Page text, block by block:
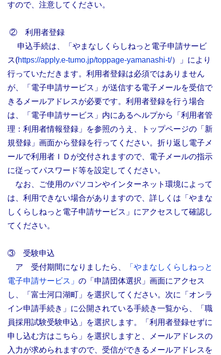
すので、注意してください。
② 利用者登録
申込手続は、「やまなしくらしねっと電子申請サービ
ス(https://apply.e-tumo.jp/toppage-yamanashi-t/）」により
行っていただきます。利用者登録は必須ではありません
が、「電子申請サービス」が送信する電子メールを受信で
きるメールアドレスが必要です。利用者登録を行う場合
は、「電子申請サービス」内にあるヘルプから「利用者管
理：利用者情報登録」を参照のうえ、トップページの「新
規登録」画面から登録を行ってください。折り返し電子メ
ールで利用者ＩＤが交付されますので、電子メールの指示
に従ってパスワード等を設定してください。
なお、ご使用のパソコンやインターネット環境によって
は、利用できない場合がありますので、詳しくは「やまな
しくらしねっと電子申請サービス」にアクセスして確認し
てください。
③ 受験申込
ア 受付期間になりましたら、
「やまなしくらしねっと
電子申請サービス」 の「申請団体選択」画面にアクセス
し、
「富士河口湖町」を選択してください。次に「オンラ
イン申請手続き」に公開されている手続き一覧から、「職
員採用試験受験申込」を選択します。「利用者登録せずに
申し込む方はこちら」を選択しますと、メールアドレスの
入力が求められますので、受信ができるメールアドレスを